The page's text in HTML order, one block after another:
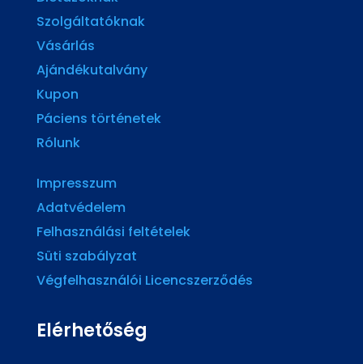
Szolgáltatóknak
Vásárlás
Ajándékutalvány
Kupon
Páciens történetek
Rólunk
Impresszum
Adatvédelem
Felhasználási feltételek
Süti szabályzat
Végfelhasználói Licencszerződés
Elérhetőség